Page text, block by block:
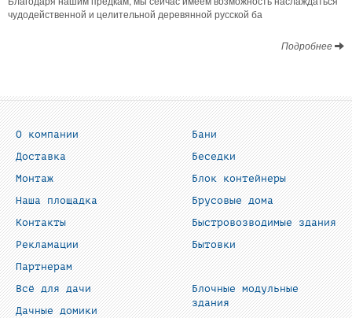
чудодейственной и целительной деревянной русской ба
Подробнее
О компании
Доставка
Монтаж
Наша площадка
Контакты
Рекламации
Партнерам
Бани
Беседки
Блок контейнеры
Брусовые дома
Быстровозводимые здания
Бытовки
Всё для дачи
Дачные домики
Блочные модульные
здания